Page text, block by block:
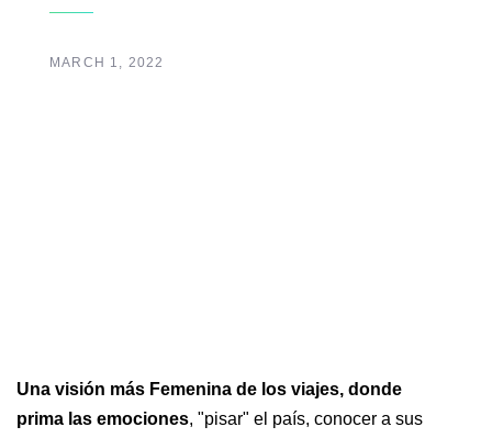
MARCH 1, 2022
Una visión más Femenina de los viajes, donde
prima las emociones, "pisar" el país, conocer a sus